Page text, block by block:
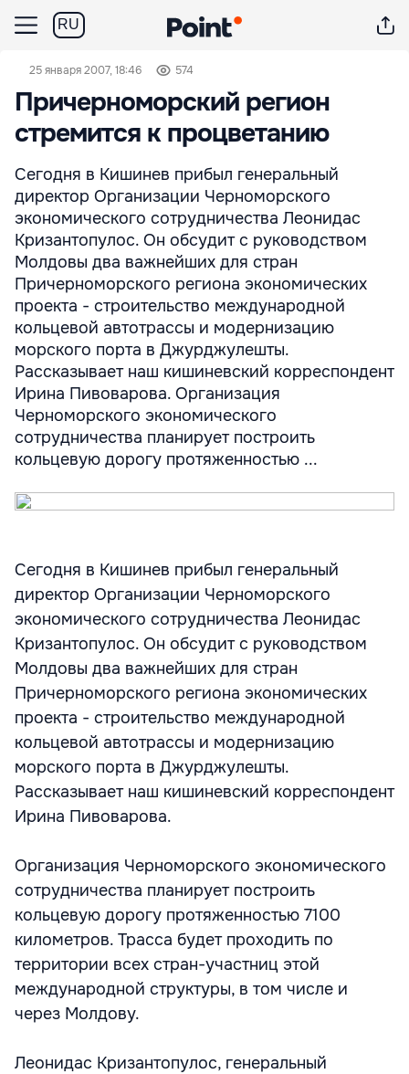
RU
25 января 2007, 18:46 574
Причерноморский регион
стремится к процветанию
Сегодня в Кишинев прибыл генеральный
директор Организации Черноморского
экономического сотрудничества Леонидас
Кризантопулос. Он обсудит с руководством
Молдовы два важнейших для стран
Причерноморского региона экономических
проекта - строительство международной
кольцевой автотрассы и модернизацию
морского порта в Джурджулешты.
Рассказывает наш кишиневский корреспондент
Ирина Пивоварова. Организация
Черноморского экономического
сотрудничества планирует построить
кольцевую дорогу протяженностью ...
Сегодня в Кишинев прибыл генеральный
директор Организации Черноморского
экономического сотрудничества Леонидас
Кризантопулос. Он обсудит с руководством
Молдовы два важнейших для стран
Причерноморского региона экономических
проекта - строительство международной
кольцевой автотрассы и модернизацию
морского порта в Джурджулешты.
Рассказывает наш кишиневский корреспондент
Ирина Пивоварова.
Организация Черноморского экономического
сотрудничества планирует построить
кольцевую дорогу протяженностью 7100
километров. Трасса будет проходить по
территории всех стран-участниц этой
международной структуры, в том числе и
через Молдову.
Леонидас Кризантопулос, генеральный